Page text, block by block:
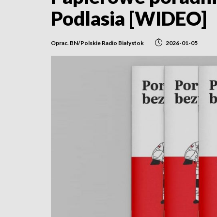
Podlasia [WIDEO]
Oprac. BN/Polskie Radio Białystok 2026-01-05